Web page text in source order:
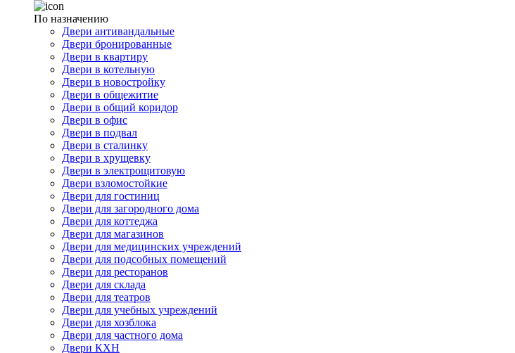
По назначению
Двери антивандальные
Двери бронированные
Двери в квартиру
Двери в котельную
Двери в новостройку
Двери в общежитие
Двери в общий коридор
Двери в офис
Двери в подвал
Двери в сталинку
Двери в хрущевку
Двери в электрощитовую
Двери взломостойкие
Двери для гостиниц
Двери для загородного дома
Двери для коттеджа
Двери для магазинов
Двери для медицинских учреждений
Двери для подсобных помещений
Двери для ресторанов
Двери для склада
Двери для театров
Двери для учебных учреждений
Двери для хозблока
Двери для частного дома
Двери КХН